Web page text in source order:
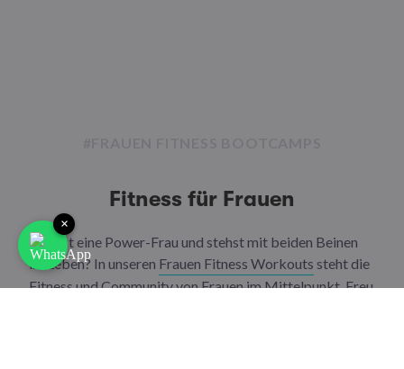
Fitness für Frauen
Du bist eine Power-Frau und stehst mit beiden Beinen
im Leben? In unseren Frauen Fitness Workouts steht die
Fitness und Community von Frauen im Mittelpunkt. Freu
×